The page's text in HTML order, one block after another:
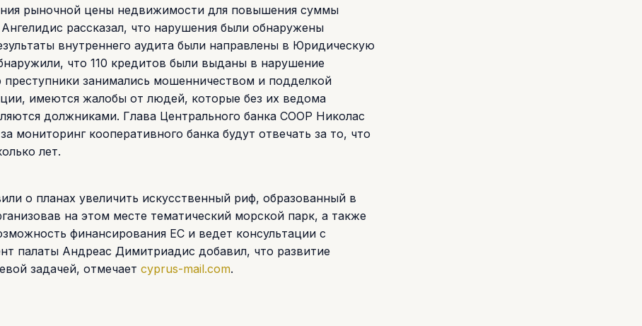
рыночной цены недвижимости для повышения суммы
рассказал, что нарушения были обнаружены
внутреннего аудита были направлены в Юридическую
что 110 кредитов были выданы в нарушение
преступники занимались мошенничеством и подделкой
имеются жалобы от людей, которые без их ведома
должниками. Глава Центрального банка COOP Николас
мониторинг кооперативного банка будут отвечать за то, что
лет.
о планах увеличить искусственный риф, образованный в
на этом месте тематический морской парк, а также
финансирования ЕС и ведет консультации с
палаты Андреас Димитриадис добавил, что развитие
задачей, отмечает cyprus-mail.com.